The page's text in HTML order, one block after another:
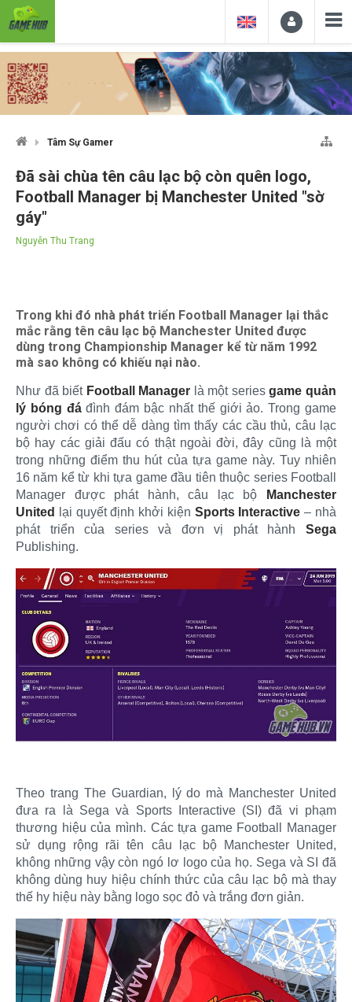
Tâm Sự Gamer
Đã sài chùa tên câu lạc bộ còn quên logo,
Football Manager bị Manchester United "sờ
gáy"
Nguyễn Thu Trang
Trong khi đó nhà phát triển Football Manager lại thắc
mắc rằng tên câu lạc bộ Manchester United được
dùng trong Championship Manager kể từ năm 1992
mà sao không có khiếu nại nào.
Như đã biết Football Manager là một seriesgame quản
lý bóng đáđình đám bậc nhất thế giới ảo. Trong game
người chơi có thể dễ dàng tìm thấy các cầu thủ, câu lạc
bộ hay các giải đấu có thật ngoài đời, đây cũng là một
trong những điểm thu hút của tựa game này. Tuy nhiên
16 năm kể từ khi tựa game đầu tiên thuộc series Football
Manager được phát hành, câu lạc bộ
Manchester
United
lại quyết định khởi kiện Sports Interactive – nhà
phát triển của series và đơn vị phát hành Sega
Publishing.​
Theo trang The Guardian, lý do mà Manchester United
đưa ra là Sega và Sports Interactive (SI) đã vi phạm
thương hiệu của mình. Các tựa game Football Manager
sử dụng rộng rãi tên câu lạc bộ Manchester United,
không những vậy còn ngó lơ logo của họ. Sega và SI đã
không dùng huy hiệu chính thức của câu lạc bộ mà thay
thế hy hiệu này bằng logo sọc đỏ và trắng đơn giản.​